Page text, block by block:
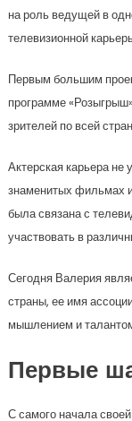
на роль ведущей в
телевизионной
Первым большим
программе
зрителей по всей
Актерская карьера не
знаменитых фильмах
была связана с
участвовать в
Сегодня Валерия
страны, ее имя
мышлением и
Первые
С самого начала